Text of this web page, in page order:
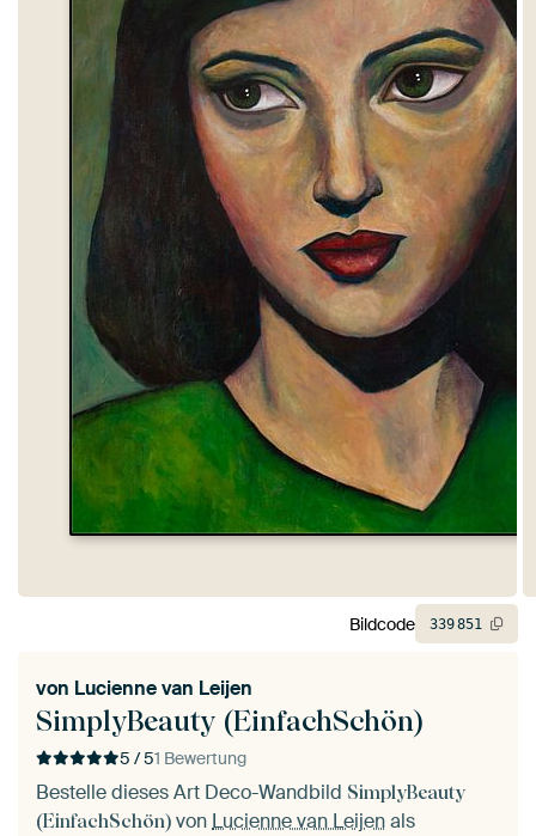
SimplyBeauty (EinfachSchön)
von Lucienne van Leijen
5 / 51 Bewertung
Bestelle dieses Art Deco-Wandbild SimplyBeauty
(EinfachSchön) vonLucienne van Leijenals
Bildcode 339851